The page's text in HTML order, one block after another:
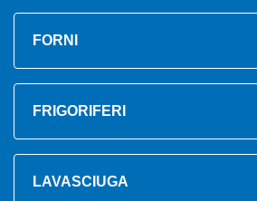
FORNI
FRIGORIFERI
LAVASCIUGA